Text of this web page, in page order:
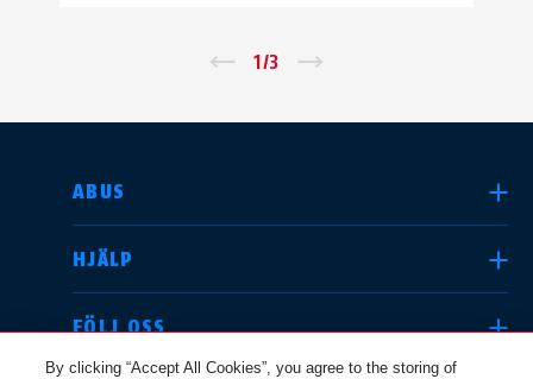
1/3
ABUS
HJÄLP
FÖLJ OSS
SELECT COUNTRY
Deutschland
By clicking “Accept All Cookies”, you agree to the storing of